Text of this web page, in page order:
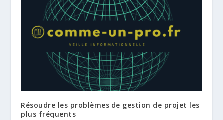
Résoudre les problèmes de gestion de projet les
plus fréquents